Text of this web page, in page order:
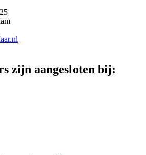
zijn aangesloten bij: